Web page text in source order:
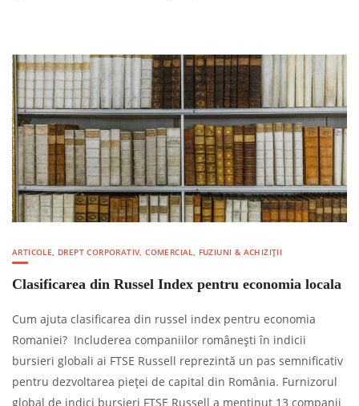
ARTICOLE, DREPT CORPORATIV, COMERCIAL, FUZIUNI & ACHIZIȚII
Clasificarea din Russel Index pentru economia locala
Cum ajuta clasificarea din russel index pentru economia
Romaniei? Includerea companiilor românești în indicii
bursieri globali ai FTSE Russell reprezintă un pas semnificativ
pentru dezvoltarea pieței de capital din România. Furnizorul
global de indici bursieri FTSE Russell a menținut 13 companii